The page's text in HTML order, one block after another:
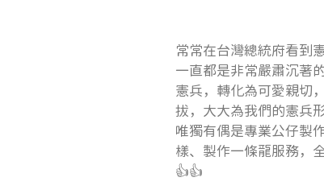
常常在台灣總統府看到
一直都是非常嚴肅沉著
憲兵，轉化為可愛親切
拔，大大為我們的憲兵
唯獨有偶是專業公仔製
樣、製作一條龍服務，
👍👍